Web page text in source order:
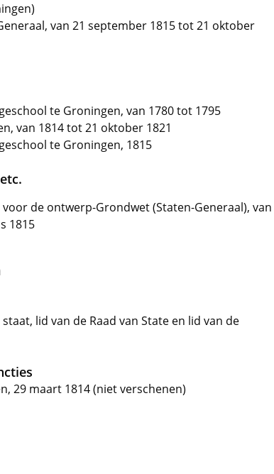
van 21 september 1815 tot 21 oktober
te Groningen, van 1780 tot 1795
van 1814 tot 21 oktober 1821
te Groningen, 1815
de ontwerp-Grondwet (Staten-Generaal), van
1815
lid van de Raad van State en lid van de
29 maart 1814 (niet verschenen)